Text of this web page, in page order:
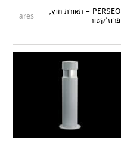
PERSEO – תאורת חוץ,
פרוז'קטור
ares